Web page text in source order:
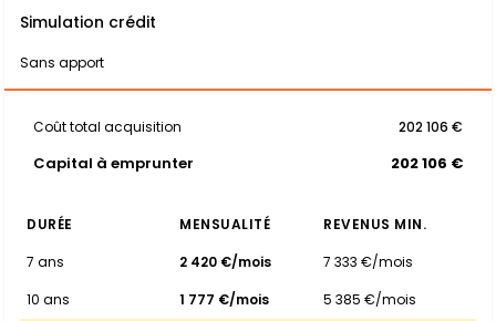
Simulation crédit
Sans apport
Coût total acquisition 202 106 €
Capital à emprunter 202 106 €
DURÉE MENSUALITÉ
REVENUS MIN.
7 ans
2 420 €/mois
7 333 €/mois
10 ans
1 777 €/mois
5 385 €/mois